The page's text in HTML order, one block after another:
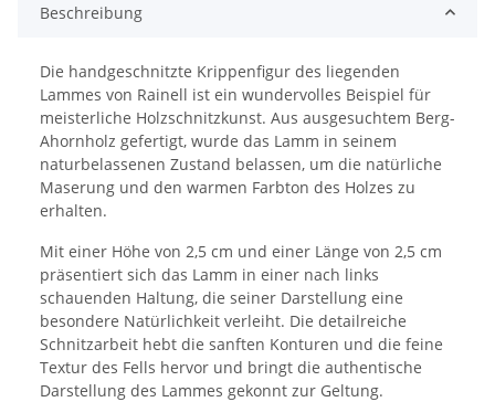
Beschreibung
Die handgeschnitzte Krippenfigur des liegenden
Lammes von Rainell ist ein wundervolles Beispiel für
meisterliche Holzschnitzkunst. Aus ausgesuchtem Berg-
Ahornholz gefertigt, wurde das Lamm in seinem
naturbelassenen Zustand belassen, um die natürliche
Maserung und den warmen Farbton des Holzes zu
erhalten.
Mit einer Höhe von 2,5 cm und einer Länge von 2,5 cm
präsentiert sich das Lamm in einer nach links
schauenden Haltung, die seiner Darstellung eine
besondere Natürlichkeit verleiht. Die detailreiche
Schnitzarbeit hebt die sanften Konturen und die feine
Textur des Fells hervor und bringt die authentische
Darstellung des Lammes gekonnt zur Geltung.